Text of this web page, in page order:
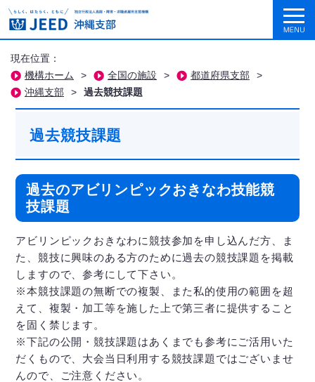
現在位置：
機構ホーム
> 全国の施設 > 都道府県支部
>
沖縄支部
> 過去競技課題
過去競技課題
過去のアビリンピックおきなわ技能競
技課題
アビリンピックおきなわに競技参加を申し込んだ方、ま
た、競技に興味のある方のために過去の競技課題を掲載
しますので、参考にして下さい。
※本競技課題の無断での複製、また私的使用の範囲を超
えて、複製・加工等を施した上で第三者に提供すること
を固く禁じます。
※下記の公開・競技課題はあくまでも参考にご活用いた
だくもので、大会当日利用する競技課題ではございませ
んので、ご注意ください。